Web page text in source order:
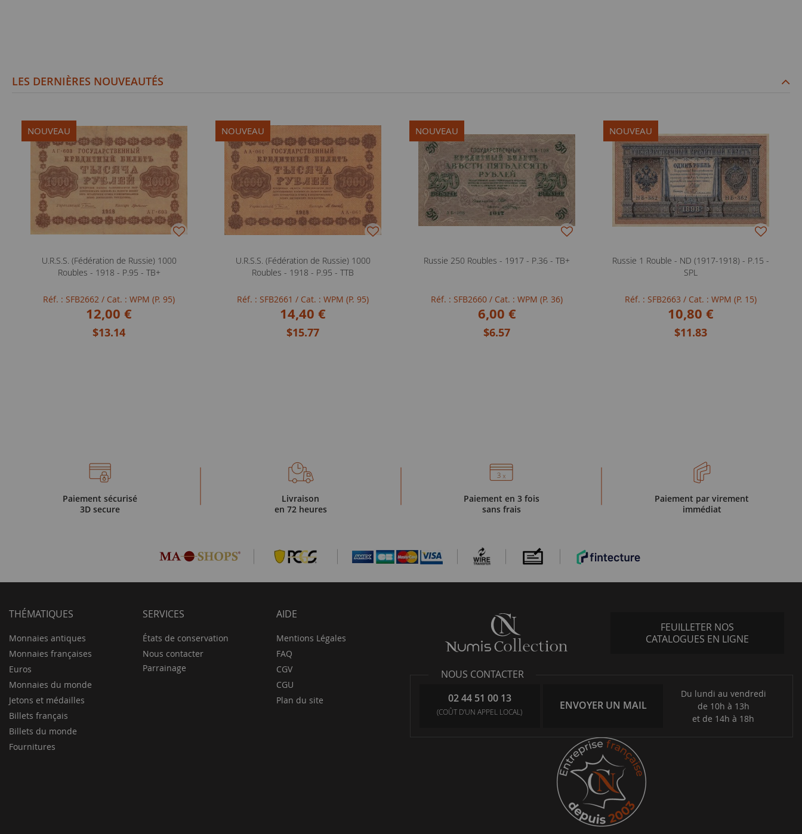
LES DERNIÈRES NOUVEAUTÉS
NOUVEAU
U.R.S.S. (Fédération de Russie) 1000
Roubles - 1918 - P.95 - TB+
Réf. : SFB2662 / Cat. : WPM (P. 95)
12,00 €
$13.14
NOUVEAU
U.R.S.S. (Fédération de Russie) 1000
Roubles - 1918 - P.95 - TTB
Réf. : SFB2661 / Cat. : WPM (P. 95)
14,40 €
$15.77
NOUVEAU
Russie 250 Roubles - 1917 - P.36 - TB+
Réf. : SFB2660 / Cat. : WPM (P. 36)
6,00 €
$6.57
NOUVEAU
Russie 1 Rouble - ND (1917-1918) - P.15 -
SPL
Réf. : SFB2663 / Cat. : WPM (P. 15)
10,80 €
$11.83
Paiement sécurisé
3D secure
Livraison
en 72 heures
Paiement en 3 fois
sans frais
Paiement par virement
immédiat
THÉMATIQUES
Monnaies antiques
Monnaies françaises
Euros
Monnaies du monde
Jetons et médailles
Billets français
Billets du monde
Fournitures
SERVICES
États de conservation
Nous contacter
Parrainage
AIDE
Mentions Légales
FAQ
CGV
CGU
Plan du site
FEUILLETER NOS
CATALOGUES EN LIGNE
NOUS CONTACTER
02 44 51 00 13
(COÛT D'UN APPEL LOCAL)
ENVOYER UN MAIL
Du lundi au vendredi
de 10h à 13h
et de 14h à 18h